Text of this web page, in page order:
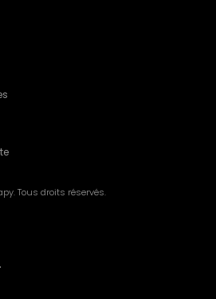
Tous droits réservés.